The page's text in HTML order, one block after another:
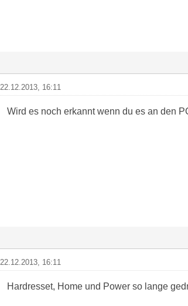
22.12.2013, 16:11
Wird es noch erkannt wenn du es an den
22.12.2013, 16:11
Hardresset, Home und Power so lange